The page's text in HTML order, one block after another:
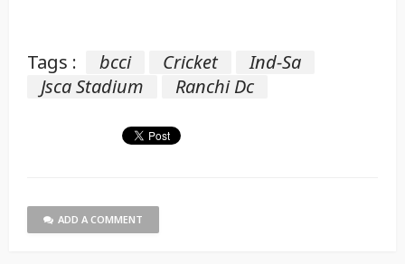
Tags : bcci Cricket
Ind-Sa
Jsca Stadium
Ranchi Dc
ADD A COMMENT